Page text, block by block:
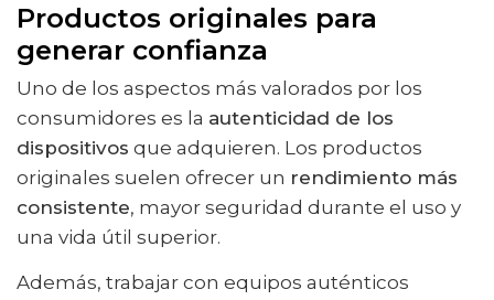
Productos originales para
generar confianza
Uno de los aspectos más valorados por los
consumidores es la autenticidad de los
dispositivos que adquieren. Los productos
originales suelen ofrecer un rendimiento más
consistente, mayor seguridad durante el uso y
una vida útil superior.
Además, trabajar con equipos auténticos